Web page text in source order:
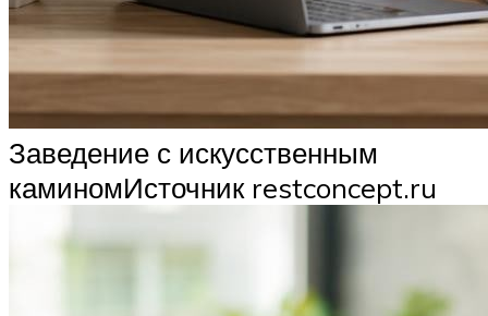
Заведение с искусственным
каминомИсточник restconcept.ru